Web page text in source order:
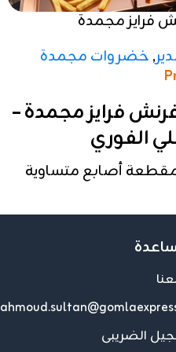
فرايز مجمدة
, خضروات مجمدة
فرايز مجمدة –
الفوري
أصابع متساوية
العبوة المتوفرة
أكياس محكمة الغلق
الضريبى